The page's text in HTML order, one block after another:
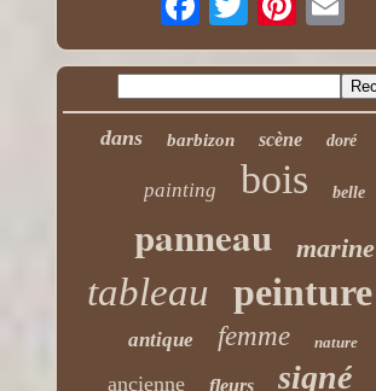
dans barbizon scène doré
painting bois belle
panneau marine
tableau peinture
antique femme nature
ancienne fleurs signé